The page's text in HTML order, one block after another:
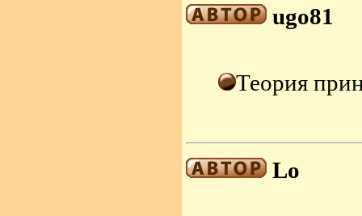
ugo81
Теория
Lo